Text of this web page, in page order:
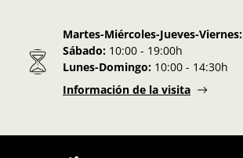
Martes-Miércoles-Jueves-Viernes:
Sábado: 10:00 - 19:00h
Lunes-Domingo: 10:00 - 14:30h
Información de la visita